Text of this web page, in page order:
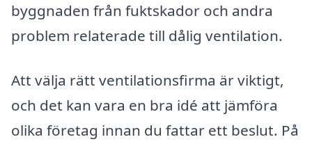
byggnaden från fuktskador och andra
problem relaterade till dålig ventilation.
Att välja rätt ventilationsfirma är viktigt,
och det kan vara en bra idé att jämföra
olika företag innan du fattar ett beslut. På